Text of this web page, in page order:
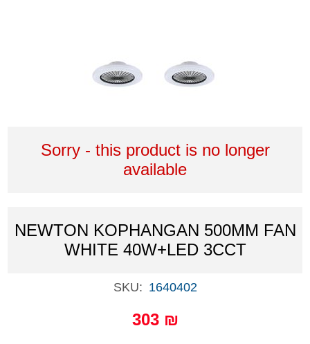
Sorry - this product is no longer
available
NEWTON KOPHANGAN 500MM FAN
WHITE 40W+LED 3CCT
SKU: 1640402
303 ₪